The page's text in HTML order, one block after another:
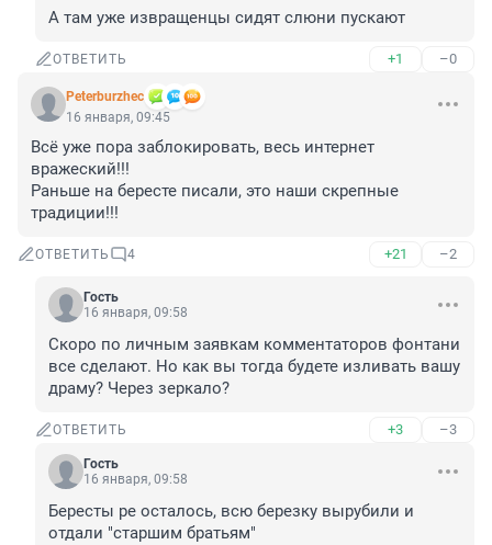
А там уже извращенцы сидят слюни пускают
ОТВЕТИТЬ +1 –0
Peterburzhec
16 января, 09:45
Всё уже пора заблокировать, весь интернет
вражеский!!!
Раньше на бересте писали, это наши скрепные
традиции!!!
ОТВЕТИТЬ 4 +21 –2
Гость
16 января, 09:58
Скоро по личным заявкам комментаторов фонтани
все сделают. Но как вы тогда будете изливать вашу
драму? Через зеркало?
ОТВЕТИТЬ +3 –3
Гость
16 января, 09:58
Бересты ре осталось, всю березку вырубили и
отдали "старшим братьям"